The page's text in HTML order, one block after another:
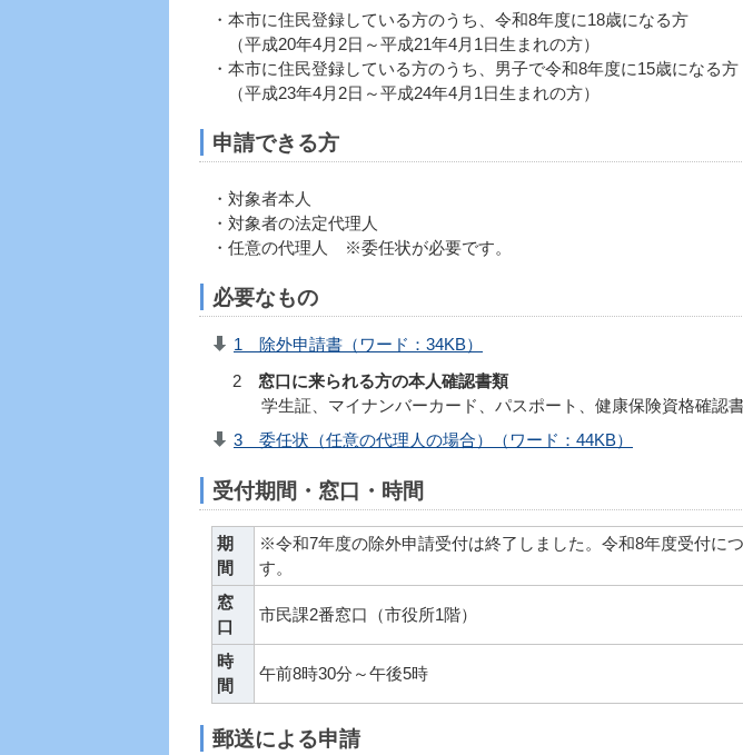
・本市に住民登録している方のうち、令和8年度に18歳になる方
（平成20年4月2日～平成21年4月1日生まれの方）
・本市に住民登録している方のうち、男子で令和8年度に15歳になる方
（平成23年4月2日～平成24年4月1日生まれの方）
申請できる方
・対象者本人
・対象者の法定代理人
・任意の代理人 ※委任状が必要です。
必要なもの
1 除外申請書（ワード：34KB）
2 窓口に来られる方の本人確認書類
学生証、マイナンバーカード、パスポート、健康保険資格確認
3 委任状（任意の代理人の場合）（ワード：44KB）
受付期間・窓口・時間
期
間
※令和7年度の除外申請受付は終了しました。令和8年度受付に
す。
窓
口
市民課2番窓口（市役所1階）
時
間
午前8時30分～午後5時
郵送による申請